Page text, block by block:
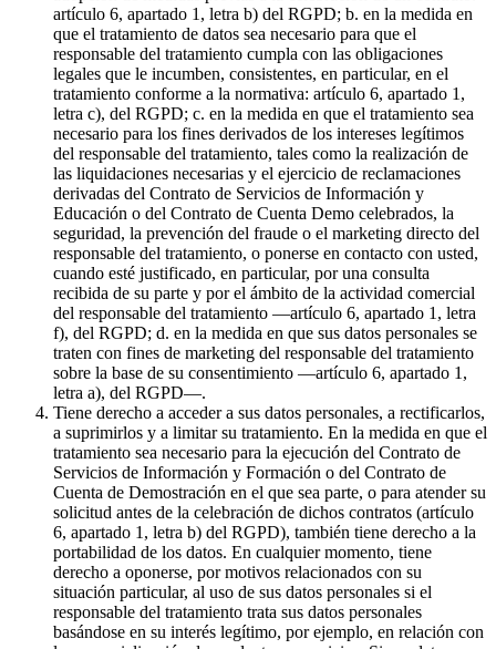
artículo 6, apartado 1, letra b) del RGPD; b. en la medida en
que el tratamiento de datos sea necesario para que el
responsable del tratamiento cumpla con las obligaciones
legales que le incumben, consistentes, en particular, en el
tratamiento conforme a la normativa: artículo 6, apartado 1,
letra c), del RGPD; c. en la medida en que el tratamiento sea
necesario para los fines derivados de los intereses legítimos
del responsable del tratamiento, tales como la realización de
las liquidaciones necesarias y el ejercicio de reclamaciones
derivadas del Contrato de Servicios de Información y
Educación o del Contrato de Cuenta Demo celebrados, la
seguridad, la prevención del fraude o el marketing directo del
responsable del tratamiento, o ponerse en contacto con usted,
cuando esté justificado, en particular, por una consulta
recibida de su parte y por el ámbito de la actividad comercial
del responsable del tratamiento —artículo 6, apartado 1, letra
f), del RGPD; d. en la medida en que sus datos personales se
traten con fines de marketing del responsable del tratamiento
sobre la base de su consentimiento —artículo 6, apartado 1,
letra a), del RGPD—.
Tiene derecho a acceder a sus datos personales, a rectificarlos,
a suprimirlos y a limitar su tratamiento. En la medida en que el
tratamiento sea necesario para la ejecución del Contrato de
Servicios de Información y Formación o del Contrato de
Cuenta de Demostración en el que sea parte, o para atender su
solicitud antes de la celebración de dichos contratos (artículo
6, apartado 1, letra b) del RGPD), también tiene derecho a la
portabilidad de los datos. En cualquier momento, tiene
derecho a oponerse, por motivos relacionados con su
situación particular, al uso de sus datos personales si el
responsable del tratamiento trata sus datos personales
basándose en su interés legítimo, por ejemplo, en relación con